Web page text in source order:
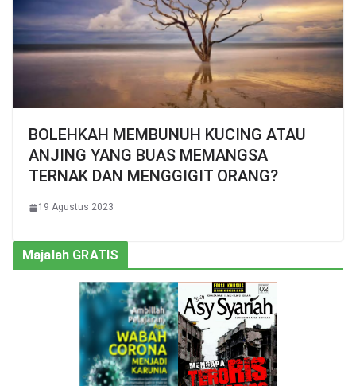
BOLEHKAH MEMBUNUH KUCING ATAU
ANJING YANG BUAS MEMANGSA
TERNAK DAN MENGGIGIT ORANG?
19 Agustus 2023
Majalah GRATIS